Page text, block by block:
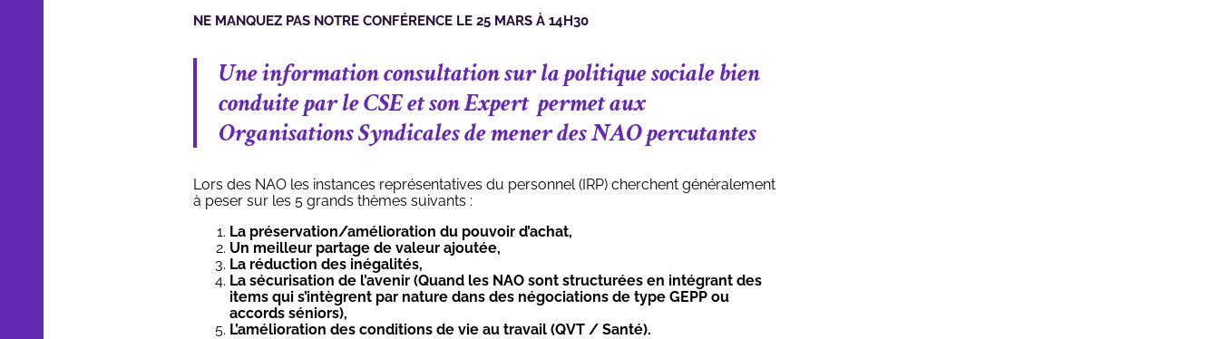
NE MANQUEZ PAS NOTRE CONFÉRENCE LE 25 MARS À 14H30
Une information consultation sur la politique sociale bien
conduite par le CSE et son Expert permet aux
Organisations Syndicales de mener des NAO percutantes
Lors des NAO les instances représentatives du personnel (IRP) cherchent généralement
à peser sur les 5 grands thèmes suivants :
La préservation/amélioration du pouvoir d’achat,
Un meilleur partage de valeur ajoutée,
La réduction des inégalités,
La sécurisation de l’avenir (Quand les NAO sont structurées en intégrant des
items qui s’intègrent par nature dans des négociations de type GEPP ou
accords séniors),
L’amélioration des conditions de vie au travail (QVT / Santé).